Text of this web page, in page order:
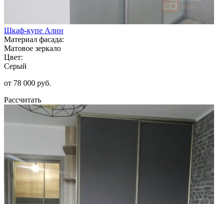
Шкаф-купе Алин
Материал фасада:
Матовое зеркало
Цвет:
Серый
от 78 000 руб.
Рассчитать